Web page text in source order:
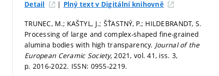
Detail | Plný text v Digitální knihovně
TRUNEC, M.; KAŠTYL, J.; ŠŤASTNÝ, P.; HILDEBRANDT, S.
Processing of large and complex-shaped fine-grained
alumina bodies with high transparency. Journal of the
European Ceramic Society,2021, vol. 41, iss. 3,
p. 2016-2022. ISSN: 0955-2219.